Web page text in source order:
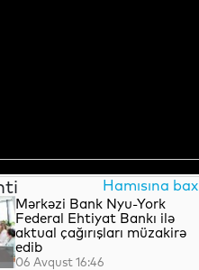
Hamısına bax
Mərkəzi Bank Nyu-York
Federal Ehtiyat Bankı ilə
aktual çağırışları müzakirə
edib
06 Avqust 16:46